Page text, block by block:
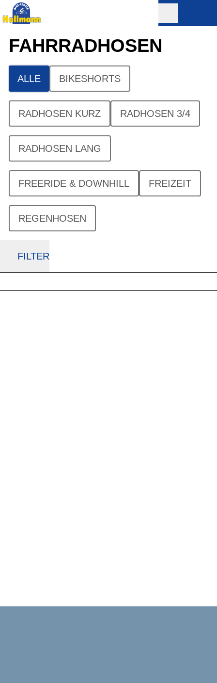
FAHRRAD­HOSEN
ALLE BIKESHORTS
RADHOSEN KURZ RADHOSEN 3/4
RADHOSEN LANG
FREERIDE & DOWNHILL FREIZEIT
REGENHOSEN
FILTER